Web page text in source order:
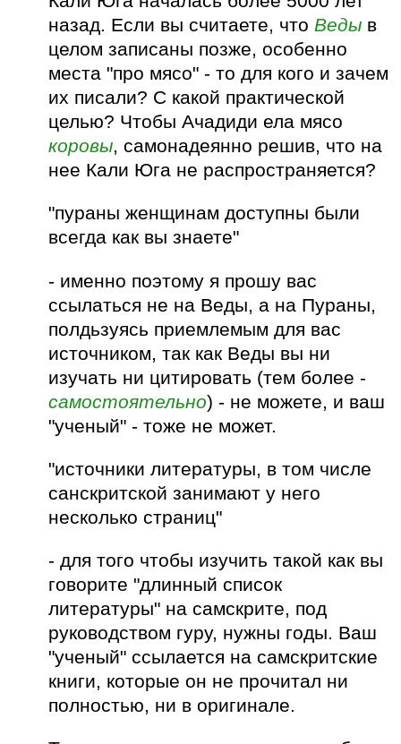
назад. Если вы считаете, чтоВеды в
целом записаны позже, особенно
места "про мясо" - то для кого и зачем
их писали? С какой практической
целью? Чтобы Ачадиди ела мясо
коровы, самонадеянно решив, что на
нее Кали Юга не распространяется?
"пураны женщинам доступны были
всегда как вы знаете"
- именно поэтому я прошу вас
ссылаться не на Веды, а на Пураны,
полдьзуясь приемлемым для вас
источником, так как Веды вы ни
изучать ни цитировать (тем более -
самостоятельно) - не можете, и ваш
"ученый" - тоже не может.
"источники литературы, в том числе
санскритской занимают у него
несколько страниц"
- для того чтобы изучить такой как вы
говорите "длинный список
литературы" на самскрите, под
руководством гуру, нужны годы. Ваш
"ученый" ссылается на самскритские
книги, которые он не прочитал ни
полностью, ни в оригинале.